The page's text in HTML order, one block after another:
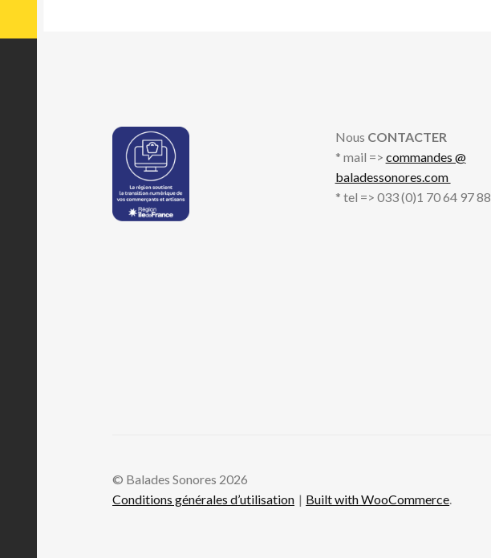
Nous CONTACTER
* mail => commandes @
baladessonores.com
* tel => 033 (0)1 70 64 97 88
© Balades Sonores 2026
Conditions générales d’utilisation
Built with WooCommerce.